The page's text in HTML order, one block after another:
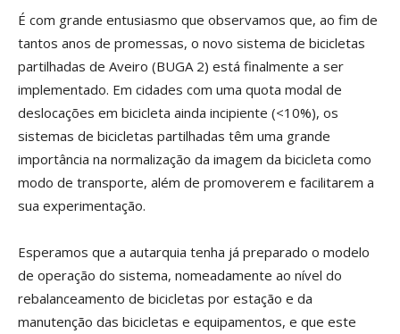
É com grande entusiasmo que observamos que, ao fim de
tantos anos de promessas, o novo sistema de bicicletas
partilhadas de Aveiro (BUGA 2) está finalmente a ser
implementado. Em cidades com uma quota modal de
deslocações em bicicleta ainda incipiente (<10%), os
sistemas de bicicletas partilhadas têm uma grande
importância na normalização da imagem da bicicleta como
modo de transporte, além de promoverem e facilitarem a
sua experimentação.
Esperamos que a autarquia tenha já preparado o modelo
de operação do sistema, nomeadamente ao nível do
rebalanceamento de bicicletas por estação e da
manutenção das bicicletas e equipamentos, e que este